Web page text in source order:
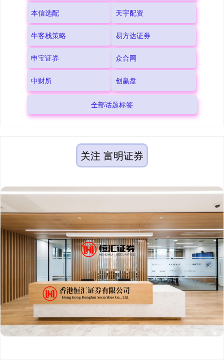
本信选配 天宇配资
牛客栈策略 易方达证券
申宝证券 众合网
中财所 创赢盘
全部话题标签
关注 富明证券